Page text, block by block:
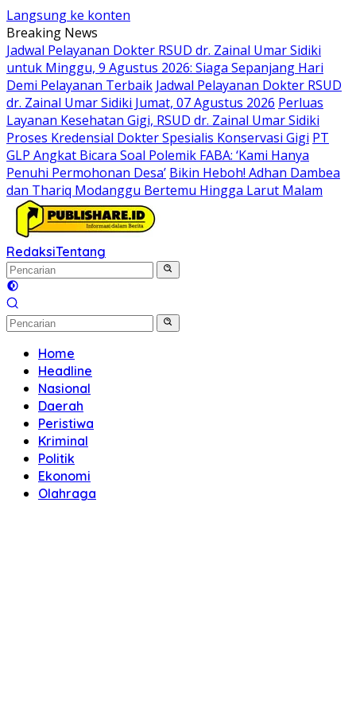
Langsung ke konten
Breaking News
Jadwal Pelayanan Dokter RSUD dr. Zainal Umar Sidiki
untuk Minggu, 9 Agustus 2026: Siaga Sepanjang Hari
Demi Pelayanan Terbaik Jadwal Pelayanan Dokter RSUD
dr. Zainal Umar Sidiki Jumat, 07 Agustus 2026 Perluas
Layanan Kesehatan Gigi, RSUD dr. Zainal Umar Sidiki
Proses Kredensial Dokter Spesialis Konservasi Gigi PT
GLP Angkat Bicara Soal Polemik FABA: ‘Kami Hanya
Penuhi Permohonan Desa’ Bikin Heboh! Adhan Dambea
dan Thariq Modanggu Bertemu Hingga Larut Malam
RedaksiTentang
Home
Headline
Nasional
Daerah
Peristiwa
Kriminal
Politik
Ekonomi
Olahraga